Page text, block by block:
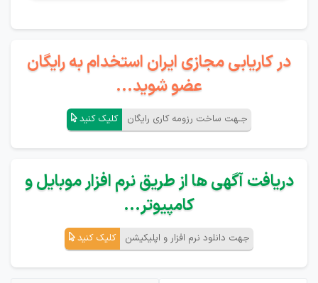
در کاریابی مجازی ایران استخدام به رایگان
عضو شوید...
جـهت ساخت رزومه کاری رایگان کلیک کنید
دریافت آگهی ها از طریق نرم افزار موبایل و
کامپیوتر...
جهت دانلود نرم افزار و اپلیکیشن کلیک کنید